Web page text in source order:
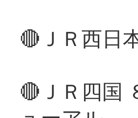
🔴ＪＲ西日
🔴ＪＲ四国